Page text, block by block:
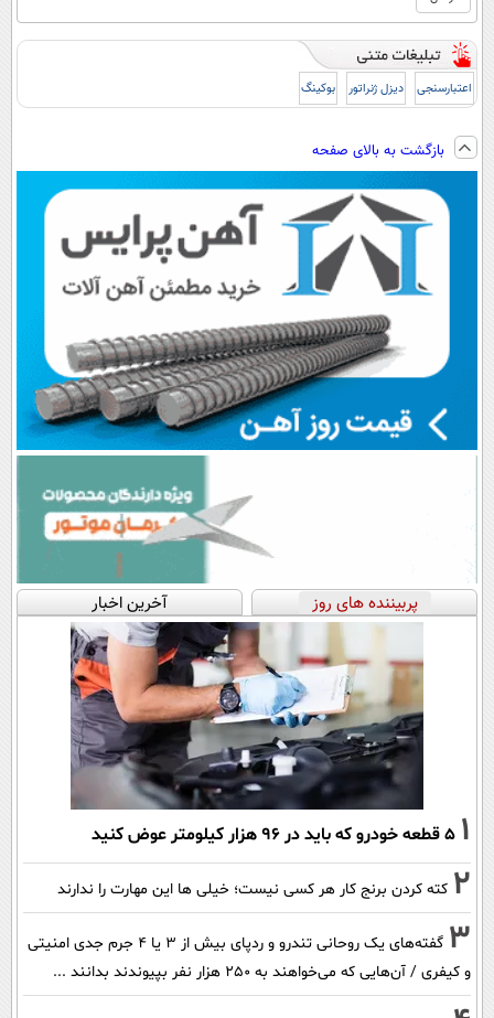
اعتبارسنجی دیزل ژنراتور بوکینگ
بازگشت به بالای صفحه
پربیننده های روز آخرین اخبار
1 ۵ قطعه خودرو که باید در ۹۶ هزار کیلومتر عوض کنید
2 کته کردن برنج کار هر کسی نیست؛ خیلی ها این مهارت را ندارند
3
گفته‌های یک روحانی تندرو و ردپای بیش از ۳ یا ۴ جرم جدی امنیتی
و کیفری / آن‌هایی که می‌خواهند به ۲۵۰ هزار نفر بپیوندند بدانند ...